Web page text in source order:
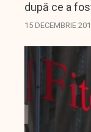
după ce a
15 DECEMBRIE